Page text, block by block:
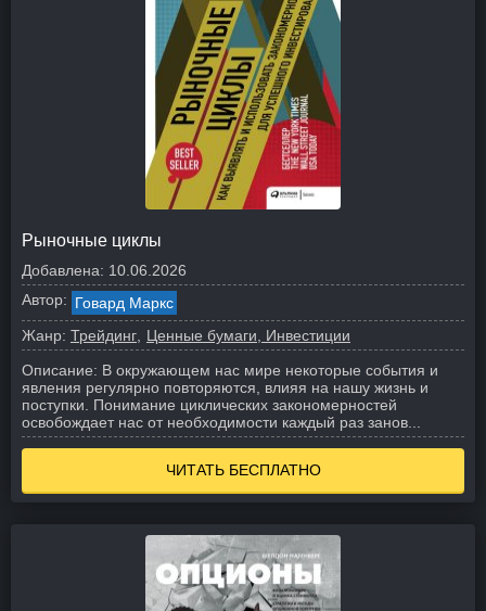
Рыночные циклы
Добавлена: 10.06.2026
Автор: Говард Маркс
Жанр: Трейдинг
Ценные бумаги, Инвестиции
Описание: В окружающем нас мире некоторые события и
явления регулярно повторяются, влияя на нашу жизнь и
поступки. Понимание циклических закономерностей
освобождает нас от необходимости каждый раз занов...
ЧИТАТЬ БЕСПЛАТНО